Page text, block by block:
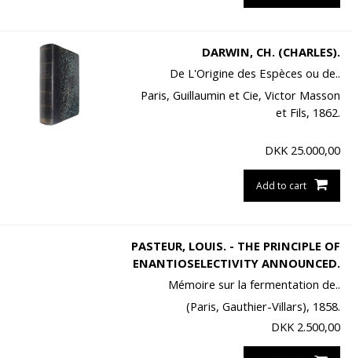
DARWIN, CH. (CHARLES).
De L'Origine des Espèces ou de..
Paris, Guillaumin et Cie, Victor Masson
et Fils, 1862.
DKK 25.000,00
Add to cart
PASTEUR, LOUIS. - THE PRINCIPLE OF
ENANTIOSELECTIVITY ANNOUNCED.
Mémoire sur la fermentation de..
(Paris, Gauthier-Villars), 1858.
DKK 2.500,00